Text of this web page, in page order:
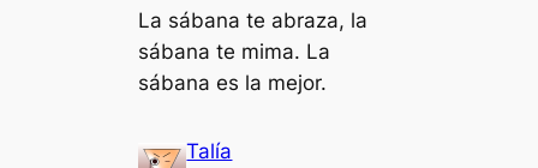
La sábana te abraza, la
sábana te mima. La
sábana es la mejor.
Talía